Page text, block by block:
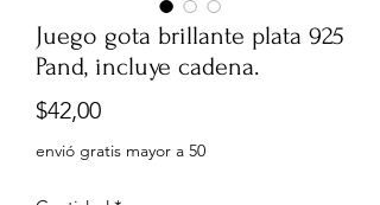
Juego gota brillante plata 925
Pand, incluye cadena.
$42,00Precio
envió gratis mayor a 50